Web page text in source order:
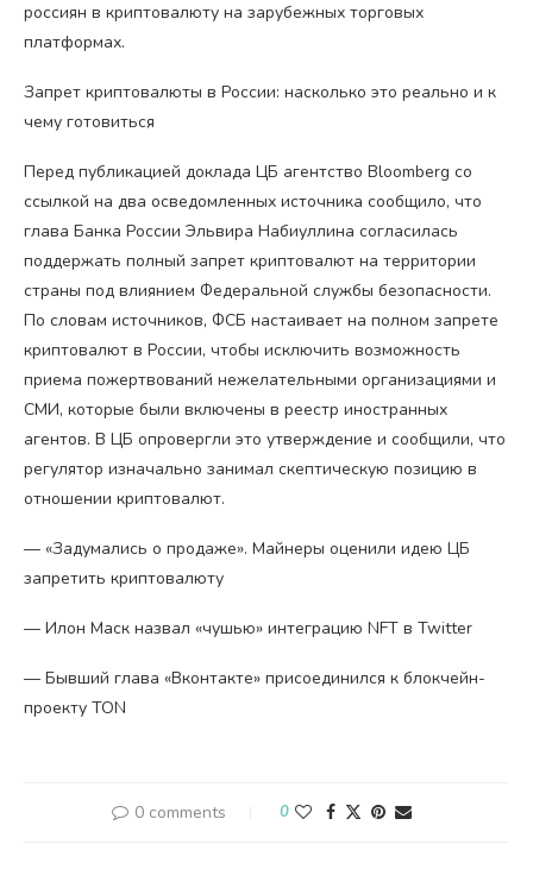
россиян в криптовалюту на зарубежных торговых
платформах.
Запрет криптовалюты в России: насколько это реально и к
чему готовиться
Перед публикацией доклада ЦБ агентство Bloomberg со
ссылкой на два осведомленных источника сообщило, что
глава Банка России Эльвира Набиуллина согласилась
поддержать полный запрет криптовалют на территории
страны под влиянием Федеральной службы безопасности.
По словам источников, ФСБ настаивает на полном запрете
криптовалют в России, чтобы исключить возможность
приема пожертвований нежелательными организациями и
СМИ, которые были включены в реестр иностранных
агентов. В ЦБ опровергли это утверждение и сообщили, что
регулятор изначально занимал скептическую позицию в
отношении криптовалют.
— «Задумались о продаже». Майнеры оценили идею ЦБ
запретить криптовалюту
— Илон Маск назвал «чушью» интеграцию NFT в Twitter
— Бывший глава «Вконтакте» присоединился к блокчейн-
проекту TON
0 comments 0